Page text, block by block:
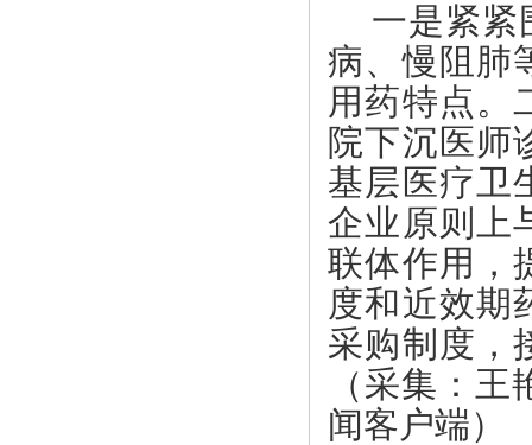
一是紧紧
病、慢阻肺
用药特点。
院下沉医师
基层医疗卫
企业原则上
联体作用，
度和近效期
采购制度，
（采集：
闻客户端）